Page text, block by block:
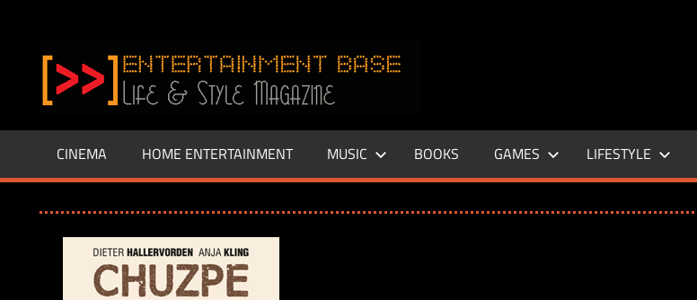
springen
–
LIFE
Base.de
CINEMA HOME ENTERTAINMENT MUSIC BOOKS GAMES LIFESTYLE